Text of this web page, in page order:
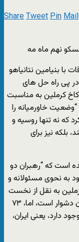
ShareTweetPinMail
مسکو نهم ماه مه
با بنیامین نتانیاهو
پی راه حل های
کرملین به مناسبت
خاورمیانه را
که نه تنها روسیه و
بلکه نیز برای
است که “رهبران دو
به نحوی مسئولانه و
به نقل از نخست
وزیر اسرائیل افزوده است : “اگر چه حتا تصور آن دشوار است، اما، ۷۳
دارد، یعنی ایران،